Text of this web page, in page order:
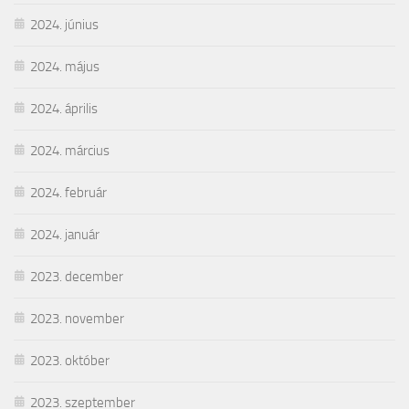
2024. június
2024. május
2024. április
2024. március
2024. február
2024. január
2023. december
2023. november
2023. október
2023. szeptember